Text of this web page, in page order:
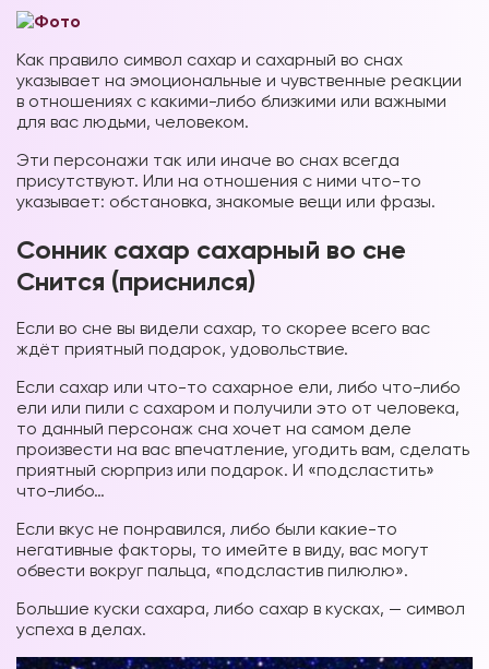
Как правило символ сахар и сахарный во снах
указывает на эмоциональные и чувственные реакции
в отношениях с какими-либо близкими или важными
для вас людьми, человеком.
Эти персонажи так или иначе во снах всегда
присутствуют. Или на отношения с ними что-то
указывает: обстановка, знакомые вещи или фразы.
Сонник сахар сахарный во сне
Снится (приснился)
Если во сне вы видели сахар, то скорее всего вас
ждёт приятный подарок, удовольствие.
Если сахар или что-то сахарное ели, либо что-либо
ели или пили с сахаром и получили это от человека,
то данный персонаж сна хочет на самом деле
произвести на вас впечатление, угодить вам, сделать
приятный сюрприз или подарок. И «подсластить»
что-либо…
Если вкус не понравился, либо были какие-то
негативные факторы, то имейте в виду, вас могут
обвести вокруг пальца, «подсластив пилюлю».
Большие куски сахара, либо сахар в кусках, — символ
успеха в делах.